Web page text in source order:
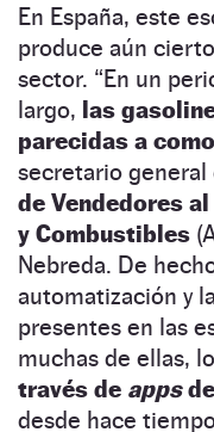
En España, este
produce aún
sector. “En un
largo, las
parecidas a
secretario general
de Vendedores
y Combustibles
Nebreda. De
automatización y
presentes en las
muchas de ellas,
través de apps
desde hace